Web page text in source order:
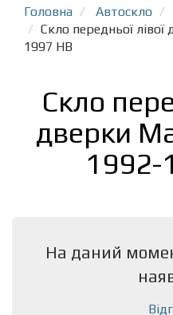
Головна Автоскло
Скло передньої
1997 HB
Скло
дверки
1992-
На даний